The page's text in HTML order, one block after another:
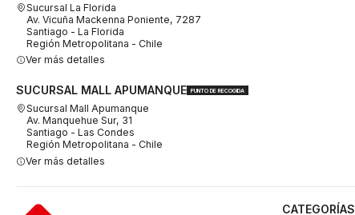
Sucursal La Florida
Av. Vicuña Mackenna Poniente, 7287
Santiago - La Florida
Región Metropolitana - Chile
Ver más detalles
SUCURSAL MALL APUMANQUE PUNTO DE RECOGIDA
Sucursal Mall Apumanque
Av. Manquehue Sur, 31
Santiago - Las Condes
Región Metropolitana - Chile
Ver más detalles
CATEGORÍAS